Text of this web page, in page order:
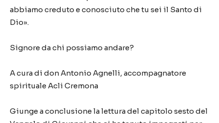
abbiamo creduto e conosciuto che tu sei il Santo di
Dio».
Signore da chi possiamo andare?
A cura di don Antonio Agnelli, accompagnatore
spirituale Acli Cremona
Giunge a conclusione la lettura del capitolo sesto del